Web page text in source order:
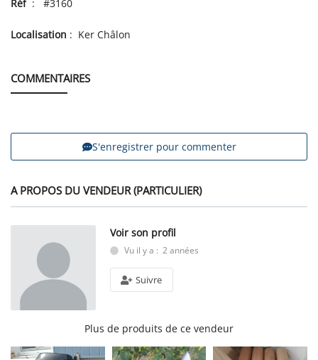
Réf: #3160
Localisation : Ker Châlon
COMMENTAIRES
S'enregistrer pour commenter
A PROPOS DU VENDEUR (PARTICULIER)
Voir son profil
Vu il y a : 2 années
Suivre
Plus de produits de ce vendeur